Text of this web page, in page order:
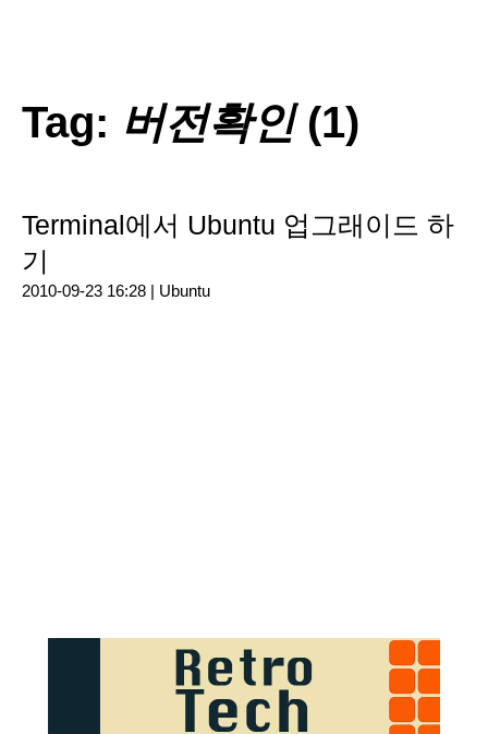
Tag: 버전확인(1)
Terminal에서 Ubuntu 업그래이드 하
기
2010-09-23 16:28 | Ubuntu